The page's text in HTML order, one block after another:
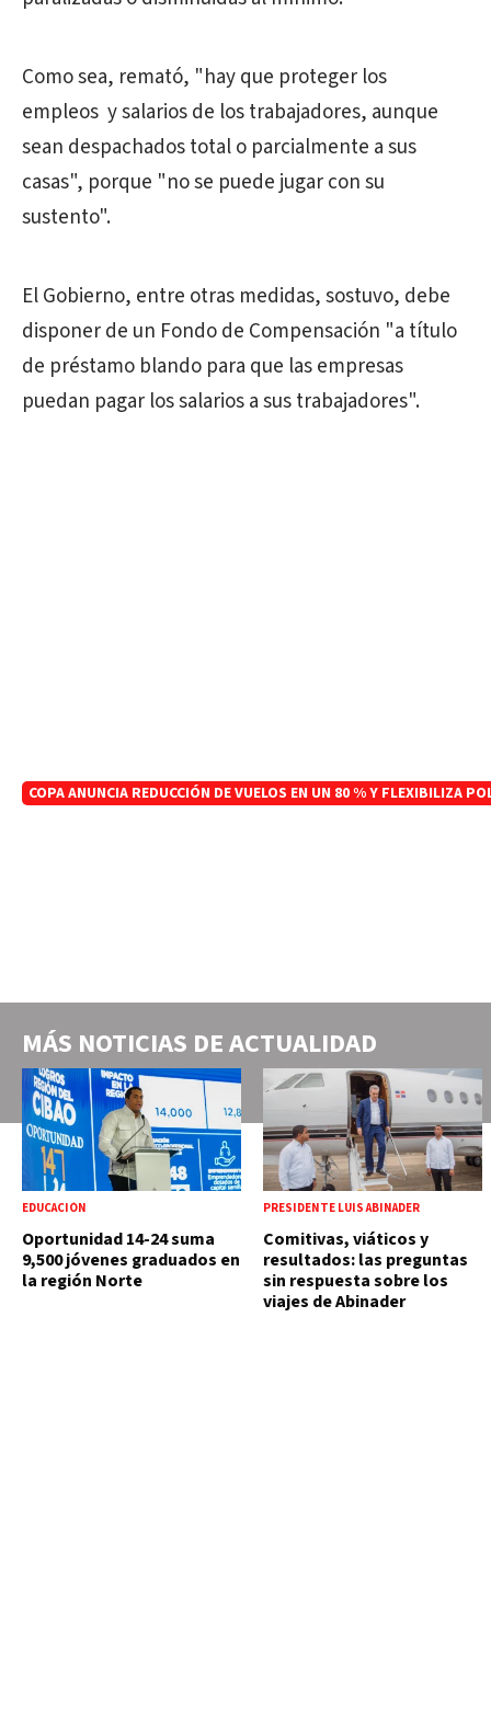
Como sea, remató, "hay que proteger los
empleos y salarios de los trabajadores, aunque
sean despachados total o parcialmente a sus
casas", porque "no se puede jugar con su
sustento".
El Gobierno, entre otras medidas, sostuvo, debe
disponer de un Fondo de Compensación "a título
de préstamo blando para que las empresas
puedan pagar los salarios a sus trabajadores".
COPA ANUNCIA REDUCCIÓN DE VUELOS EN UN 80 % Y FLEXIBILIZA
MÁS NOTICIAS DEACTUALIDAD
EDUCACIÓN
Oportunidad 14-24 suma
9,500 jóvenes graduados en
la región Norte
PRESIDENTE LUIS ABINADER
Comitivas, viáticos y
resultados: las preguntas
sin respuesta sobre los
viajes de Abinader